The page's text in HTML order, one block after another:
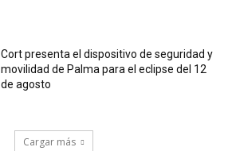
Cort presenta el dispositivo de seguridad y
movilidad de Palma para el eclipse del 12
de agosto
Cargar más